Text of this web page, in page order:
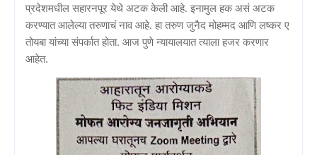
प्रदेशमधील सहारनपूर येथे अटक केली आहे. इनामुल हक असं अटक
करण्यात आलेल्या तरुणाचं नाव आहे. हा तरुण जुनैद मोहम्मद आणि लष्कर ए
तोयबा यांच्या संपर्कात होता. आज पुणे न्यायालयात त्याला हजर करणार
आहेत.